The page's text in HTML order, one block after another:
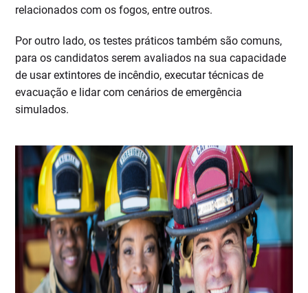
relacionados com os fogos, entre outros.
Por outro lado, os testes práticos também são comuns,
para os candidatos serem avaliados na sua capacidade
de usar extintores de incêndio, executar técnicas de
evacuação e lidar com cenários de emergência
simulados.